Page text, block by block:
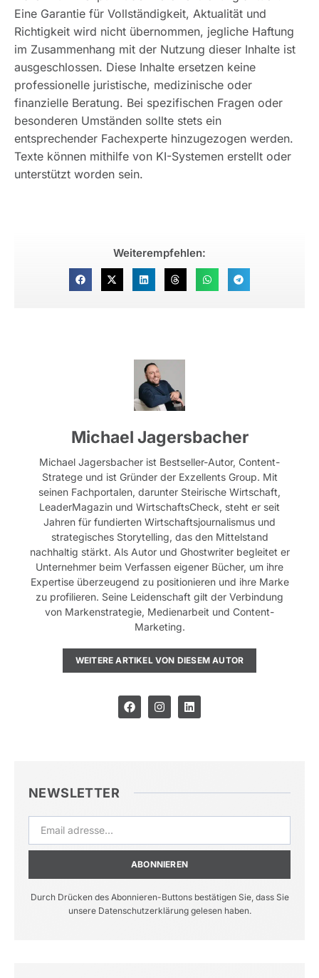
Eine Garantie für Vollständigkeit, Aktualität und
Richtigkeit wird nicht übernommen, jegliche Haftung
im Zusammenhang mit der Nutzung dieser Inhalte ist
ausgeschlossen. Diese Inhalte ersetzen keine
professionelle juristische, medizinische oder
finanzielle Beratung. Bei spezifischen Fragen oder
besonderen Umständen sollte stets ein
entsprechender Fachexperte hinzugezogen werden.
Texte können mithilfe von KI-Systemen erstellt oder
unterstützt worden sein.
Weiterempfehlen:
Michael Jagersbacher
Michael Jagersbacher ist Bestseller-Autor, Content-
Stratege und ist Gründer der Exzellents Group. Mit
seinen Fachportalen, darunter Steirische Wirtschaft,
LeaderMagazin und WirtschaftsCheck, steht er seit
Jahren für fundierten Wirtschaftsjournalismus und
strategisches Storytelling, das den Mittelstand
nachhaltig stärkt. Als Autor und Ghostwriter begleitet er
Unternehmer beim Verfassen eigener Bücher, um ihre
Expertise überzeugend zu positionieren und ihre Marke
zu profilieren. Seine Leidenschaft gilt der Verbindung
von Markenstrategie, Medienarbeit und Content-
Marketing.
WEITERE ARTIKEL VON DIESEM AUTOR
NEWSLETTER
ABONNIEREN
Durch Drücken des Abonnieren-Buttons bestätigen Sie, dass Sie
unsere Datenschutzerklärung gelesen haben.